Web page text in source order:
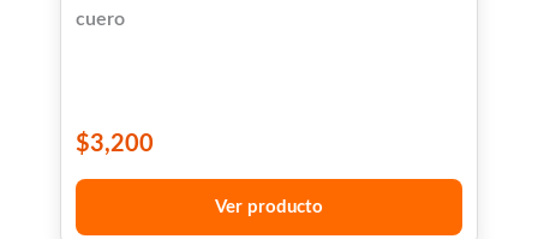
cuero
$3,200
Ver producto